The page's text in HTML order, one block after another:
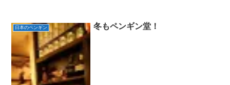
日本のペンギン 冬もペンギン堂！